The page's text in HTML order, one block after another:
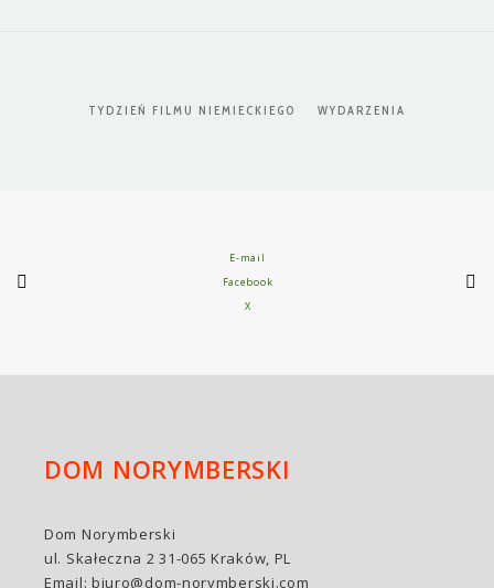
TYDZIEŃ FILMU NIEMIECKIEGO WYDARZENIA
E-mail
Facebook
X
DOM NORYMBERSKI
Dom Norymberski
ul. Skałeczna 2 31-065 Kraków, PL
Email: biuro@dom-norymberski.com